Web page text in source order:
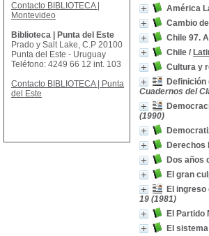
América
Cambio
Chile 97.
Chile /
Cultura y
Cuadernos del
(1990)
Derechos
Dos años
El gran
El
19 (1981)
El Partido
El
Contacto BIBLIOTECA |
Montevideo
Biblioteca | Punta del Este
Prado y Salt Lake, C.P 20100
Punta del Este - Uruguay
Teléfono: 4249 66 12 int. 103
Contacto BIBLIOTECA | Punta
del Este